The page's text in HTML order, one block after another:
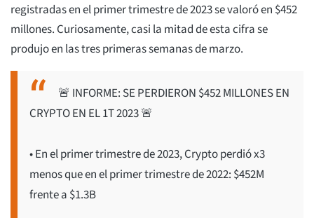
registradas en el primer trimestre de 2023 se valoró en $452
millones. Curiosamente, casi la mitad de esta cifra se
produjo en las tres primeras semanas de marzo.
🚨 INFORME: SE PERDIERON $452 MILLONES EN
CRYPTO EN EL 1T 2023 🚨
• En el primer trimestre de 2023, Crypto perdió x3
menos que en el primer trimestre de 2022: $452M
frente a $1.3B